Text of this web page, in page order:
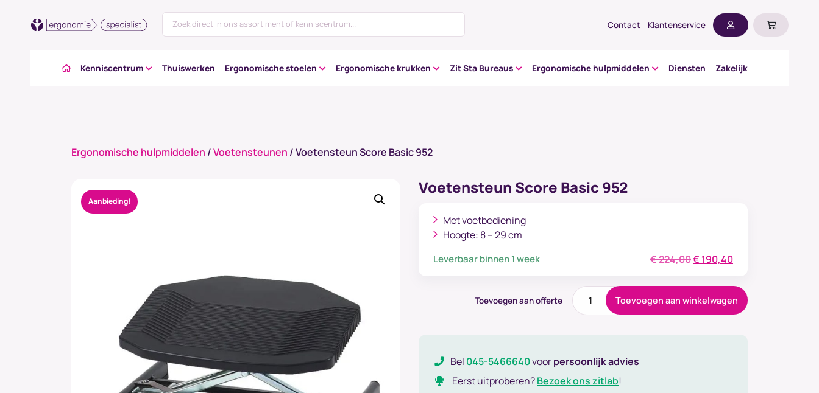
Contact Klantenservice
Kenniscentrum Thuiswerken Ergonomische stoelen Ergonomische krukken Zit Sta Bureaus Ergonomische hulpmiddelen Diensten Zakelijk
Ergonomische hulpmiddelen /Voetensteunen / Voetensteun Score Basic 952
Aanbieding!
Voetensteun Score Basic 952
Met voetbediening
Hoogte: 8 – 29 cm
Leverbaar binnen 1 week €224,00Oorspronkelijke
was:
€ 224,00.
€ 190,40Huidige
is:
€ 190,40.
Toevoegen aan offerte
Voetensteun
Score
Basic
Toevoegen aan winkelwagen
Bel 045-5466640voorpersoonlijk advies
Eerst uitproberen?Bezoek ons zitlab!